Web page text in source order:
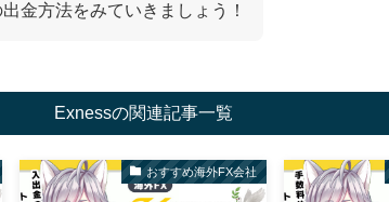
金方法をみていきましょう！
Exnessの関連記事一覧
おすすめ海外FX会社